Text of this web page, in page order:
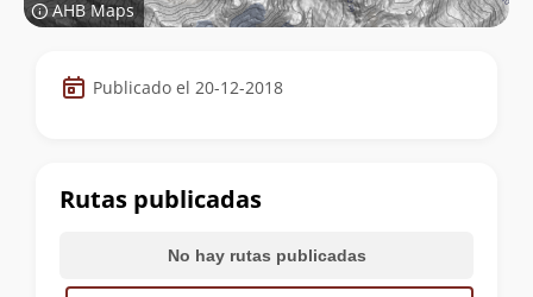
AHB Maps
Datos
de
cumbre
Publicado el 20-12-2018
Rutas publicadas
No hay rutas publicadas